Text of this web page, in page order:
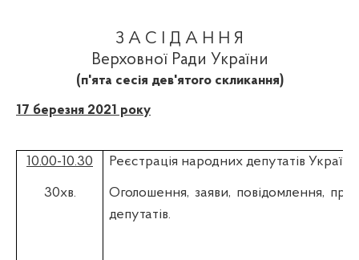
З А С І Д А Н Н Я
Верховної Ради України
(п'ята сесія дев'ятого скликання)
17 березня 2021 року
10.00-10.30
30хв.
Реєстрація народних депутатів
Оголошення, заяви, повідомлення,
депутатів.